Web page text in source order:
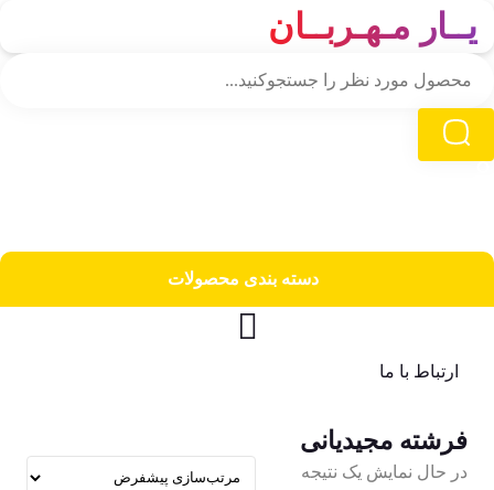
یــار مـهـربــان
دسته‌ بندی محصولات
ارتباط با ما
فرشته مجیدیانی
در حال نمایش یک نتیجه